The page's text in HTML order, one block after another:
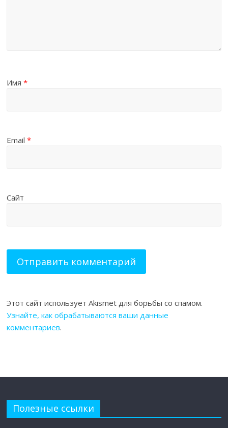
Имя*
Email*
Сайт
Этот сайт использует Akismet для борьбы со спамом.
Узнайте, как обрабатываются ваши данные
комментариев.
Полезные ссылки